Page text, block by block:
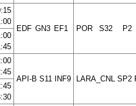
EDF GN3 EF1 POR S32
P2
API-B S11 INF9 LARA_CNL SP2